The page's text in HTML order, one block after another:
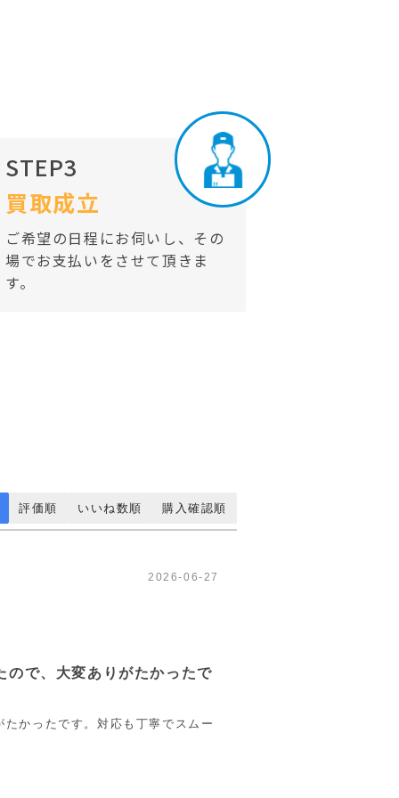
STEP3
買取成立
ご希望の日程にお伺いし、その
場でお支払いをさせて頂きま
す。
評価順 いいね数順 購入確認順
2026-06-27
ので、大変ありがたかったで
かったです。対応も丁寧でスムー